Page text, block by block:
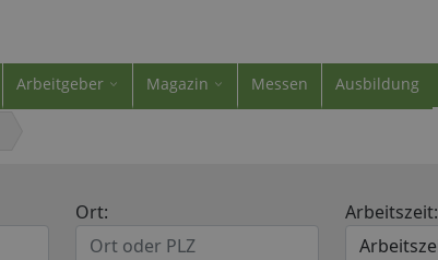
Arbeitgeber Magazin Messen Ausbildung
Ort: Arbeitszeit: